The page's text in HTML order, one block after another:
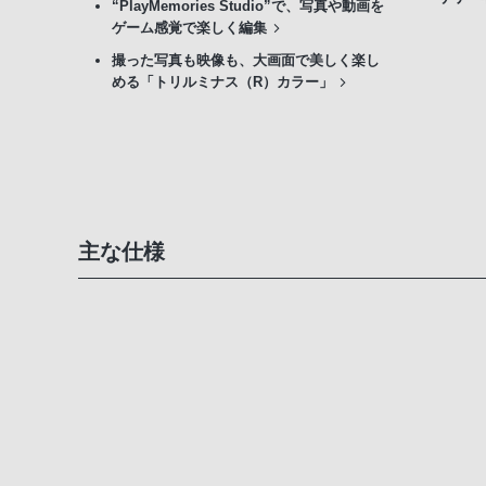
“PlayMemories Studio”で、写真や動画を
ゲーム感覚で楽しく編集
撮った写真も映像も、大画面で美しく楽し
める「トリルミナス（R）カラー」
主な仕様